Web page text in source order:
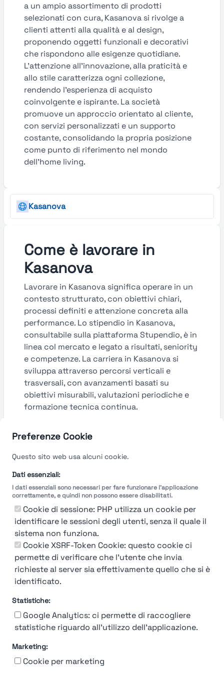
Preferenze Cookie
Questo sito web usa alcuni cookie.
Dati essenziali:
I dati essenziali sono necessari per fare funzionare l'applicazione
correttamente, e quindi non possono essere disabilitati.
Cookie di sessione: PHP utilizza un cookie per
identificare le sessioni degli utenti, senza il quale il
sistema non funziona.
Cookie XSRF-Token Cookie: questo cookie ci
permette di verificare che l'utente che invia
richieste al server sia effettivamente quello che si è
identificato.
Statistiche:
Google Analytics: ci permette di raccogliere
statistiche riguardo all'utilizzo dell'applicazione.
Marketing:
Cookie per marketing
a un ampio assortimento di prodotti
selezionati con cura, Kasanova si rivolge a
clienti attenti alla qualità e al design,
proponendo oggetti funzionali e decorativi
che rispondono alle esigenze quotidiane.
L’attenzione all’innovazione, alla praticità e
allo stile caratterizza ogni collezione,
rendendo l’esperienza di acquisto
coinvolgente e ispirante. La società
promuove un approccio orientato al cliente,
con servizi personalizzati e un supporto
costante, consolidando la propria posizione
come punto di riferimento nel mondo
dell’home living.
Kasanova
Come è lavorare in
Kasanova
Lavorare in Kasanova significa operare in un
contesto strutturato, con obiettivi chiari,
processi definiti e attenzione concreta alla
performance. Lo stipendio in Kasanova,
consultabile sulla piattaforma Stupendio, è in
linea col mercato e legato a risultati, seniority
e competenze. La carriera in Kasanova si
sviluppa attraverso percorsi verticali e
trasversali, con avanzamenti basati su
obiettivi misurabili, valutazioni periodiche e
formazione tecnica continua.
Guarda le valutazioni →
Termini e Condizioni